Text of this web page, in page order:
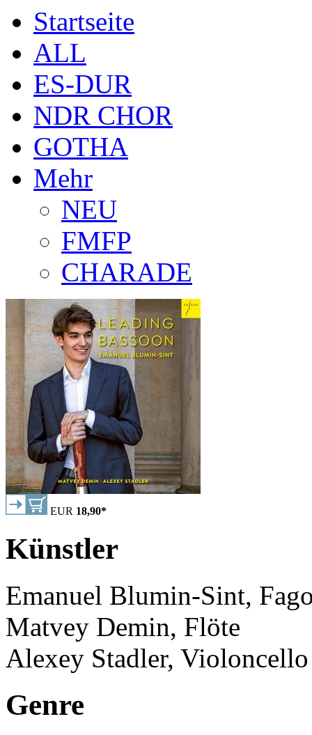
Startseite
ALL
ES-DUR
NDR CHOR
GOTHA
Mehr
NEU
FMFP
CHARADE
EUR 18,90*
Künstler
Emanuel Blumin-Sint,
Matvey Demin, Flöte
Alexey Stadler, Violoncello
Genre